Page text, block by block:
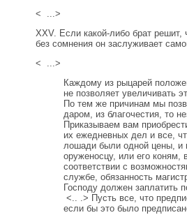
< ...>
XXV. Если какой-либо брат
без сомнения он заслуживает
< ...>
Каждому из рыцарей
не позволяет увеличивать
По тем же причинам мы
даром, из благочестия, то
Приказываем вам
их ежедневных дел и все,
лошади были одной цены, и
оруженосцу, или его
соответствии с
службе, обязанность
Господу должен заплатить
<.. .> Пусть все, что
если бы это было